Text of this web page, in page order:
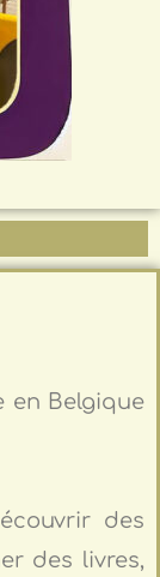
en Belgique
des
des livres,